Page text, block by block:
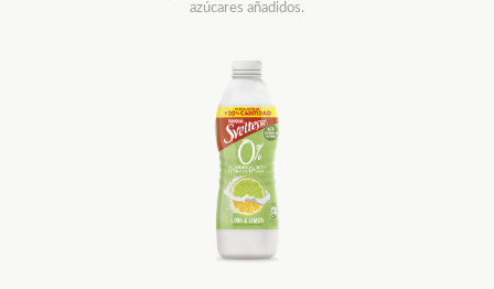
azúcares añadidos.